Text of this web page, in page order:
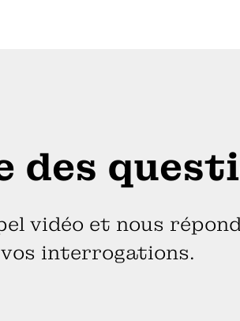
des
vidéo et nous
interrogations.